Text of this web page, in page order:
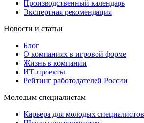
Производственный календарь
Экспертная рекомендация
Новости и статьи
Блог
О компаниях в игровой форме
Жизнь в компании
ИТ-проекты
Рейтинг работодателей России
Молодым специалистам
Карьера для молодых специалистов